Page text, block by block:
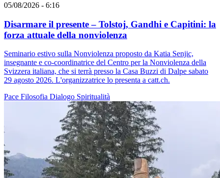
05/08/2026 - 6:16
Disarmare il presente – Tolstoj, Gandhi e Capitini: la
forza attuale della nonviolenza
Seminario estivo sulla Nonviolenza proposto da Katia Senjic,
insegnante e co-coordinatrice del Centro per la Nonviolenza della
Svizzera italiana, che si terrà presso la Casa Buzzi di Dalpe sabato
29 agosto 2026. L'organizzatrice lo presenta a catt.ch.
Pace Filosofia Dialogo Spiritualità